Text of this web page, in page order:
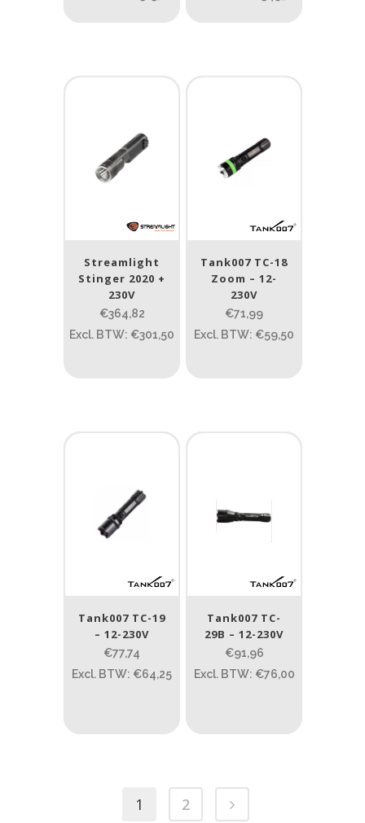
Streamlight
Stinger 2020 +
230V
€364,82
Excl. BTW: €301,50
Tank007 TC-18
Zoom – 12-
230V
€71,99
Excl. BTW: €59,50
Tank007 TC-19
– 12-230V
€77,74
Excl. BTW: €64,25
Tank007 TC-
29B – 12-230V
€91,96
Excl. BTW: €76,00
1 2